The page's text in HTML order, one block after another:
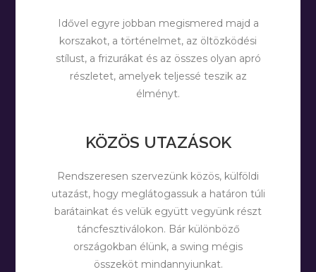
Idővel egyre jobban megismered majd a
korszakot, a történelmet, az öltözködési
stílust, a frizurákat és az összes olyan apró
részletet, amelyek teljessé teszik az
élményt.
KÖZÖS UTAZÁSOK
Rendszeresen szervezünk közös, külföldi
utazást, hogy meglátogassuk a határon túli
barátainkat és velük együtt vegyünk részt
táncfesztiválokon. Bár különböző
országokban élünk, a swing mégis
összeköt mindannyiunkat.